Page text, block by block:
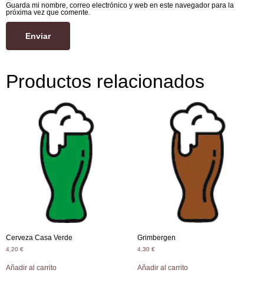
Guarda mi nombre, correo electrónico y web en este navegador para la
próxima vez que comente.
Productos relacionados
Cerveza Casa Verde
4,20 €
Añadir al carrito
Grimbergen
4,30 €
Añadir al carrito